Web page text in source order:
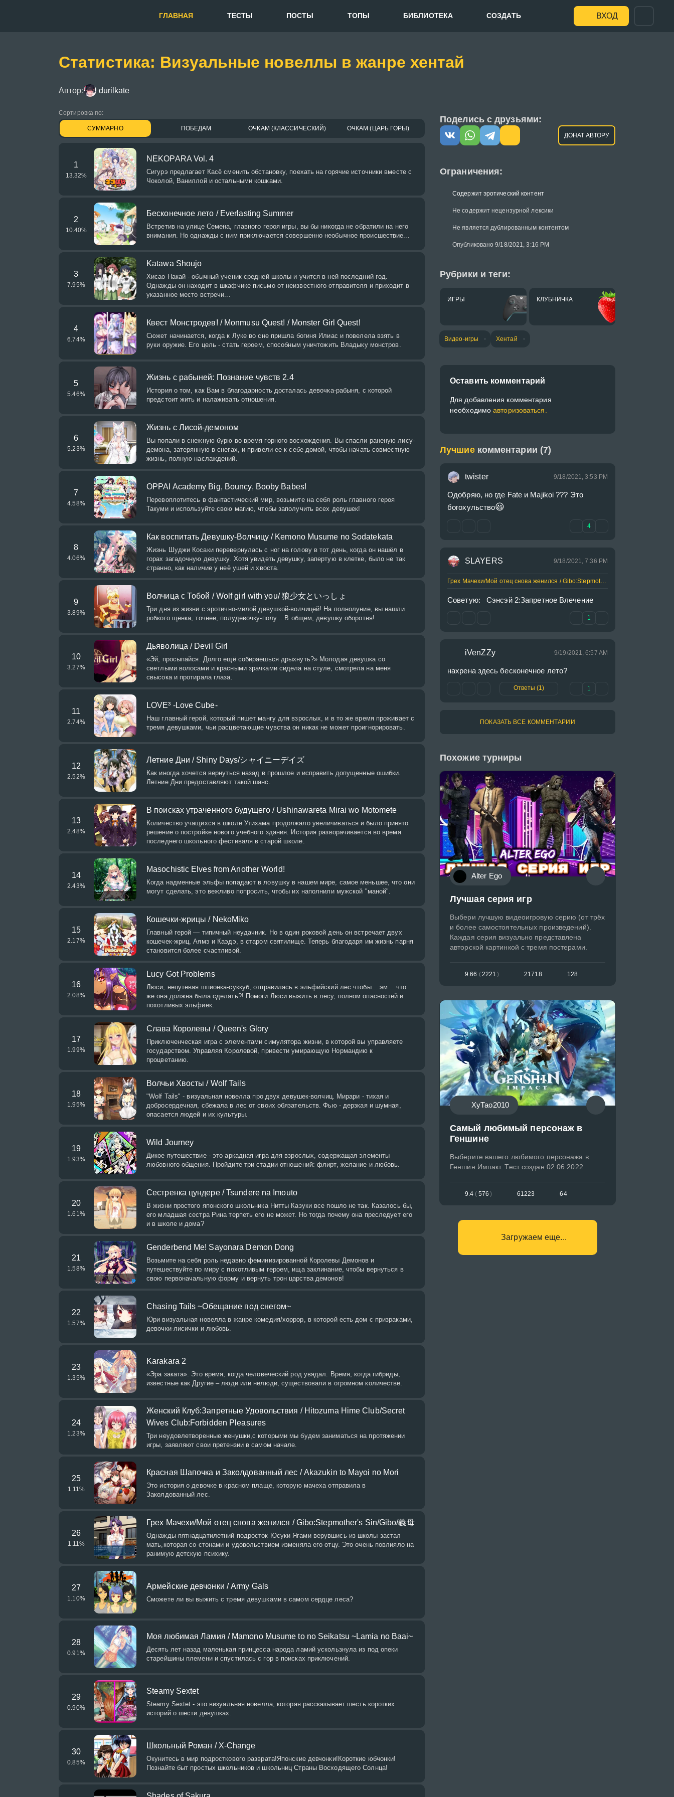
ГЛАВНАЯ ТЕСТЫ ПОСТЫ ТОПЫ БИБЛИОТЕКА СОЗДАТЬ ВХОД
Статистика: Визуальные новеллы в жанре хентай
Автор: durilkate
Сортировка по:
СУММАРНО ПОБЕДАМ ОЧКАМ (КЛАССИЧЕСКИЙ) ОЧКАМ (ЦАРЬ ГОРЫ)
1
13.32%
NEKOPARA Vol. 4
Сигурэ предлагает Касё сменить обстановку, поехать на горячие источники вместе с
Чоколой, Ваниллой и остальными кошками.
2
10.40%
Бесконечное лето / Everlasting Summer
Встретив на улице Семена, главного героя игры, вы бы никогда не обратили на него
внимания. Но однажды с ним приключается совершенно необычное происшествие...
3
7.95%
Katawa Shoujo
Хисао Накай - обычный ученик средней школы и учится в ней последний год.
Однажды он находит в шкафчике письмо от неизвестного отправителя и приходит в
указанное место встречи...
4
6.74%
Квест Монстродев! / Monmusu Quest! / Monster Girl Quest!
Сюжет начинается, когда к Луке во сне пришла богиня Илиас и повелела взять в
руки оружие. Его цель - стать героем, способным уничтожить Владыку монстров.
5
5.46%
Жизнь с рабыней: Познание чувств 2.4
История о том, как Вам в благодарность досталась девочка-рабыня, с которой
предстоит жить и налаживать отношения.
6
5.23%
Жизнь с Лисой-демоном
Вы попали в снежную бурю во время горного восхождения. Вы спасли раненую лису-
демона, затерянную в снегах, и привели ее к себе домой, чтобы начать совместную
жизнь, полную наслаждений.
7
4.58%
OPPAI Academy Big, Bouncy, Booby Babes!
Перевоплотитесь в фантастический мир, возьмите на себя роль главного героя
Такуми и используйте свою магию, чтобы заполучить всех девушек!
8
4.06%
Как воспитать Девушку-Волчицу / Kemono Musume no Sodatekata
Жизнь Шуджи Косаки перевернулась с ног на голову в тот день, когда он нашёл в
горах загадочную девушку. Хотя увидеть девушку, запертую в клетке, было не так
странно, как наличие у неё ушей и хвоста.
9
3.89%
Волчица с Тобой / Wolf girl with you/ 狼少女といっしょ
Три дня из жизни с эротично-милой девушкой-волчицей! На полнолуние, вы нашли
робкого щенка, точнее, полудевочку-полу... В общем, девушку оборотня!
10
3.27%
Дьяволица / Devil Girl
«Эй, просыпайся. Долго ещё собираешься дрыхнуть?» Молодая девушка со
светлыми волосами и красными зрачками сидела на стуле, смотрела на меня
свысока и протирала глаза.
11
2.74%
LOVE³ -Love Cube-
Наш главный герой, который пишет мангу для взрослых, и в то же время проживает с
тремя девушками, чьи расцветающие чувства он никак не может проигнорировать.
12
2.52%
Летние Дни / Shiny Days/シャイニーデイズ
Как иногда хочется вернуться назад в прошлое и исправить допущенные ошибки.
Летние Дни предоставляют такой шанс.
13
2.48%
В поисках утраченного будущего / Ushinawareta Mirai wo Motomete
Количество учащихся в школе Утихама продолжало увеличиваться и было принято
решение о постройке нового учебного здания. История разворачивается во время
последнего школьного фестиваля в старой школе.
14
2.43%
Masochistic Elves from Another World!
Когда надменные эльфы попадают в ловушку в нашем мире, самое меньшее, что они
могут сделать, это вежливо попросить, чтобы их наполнили мужской "маной".
15
2.17%
Кошечки-жрицы / NekoMiko
Главный герой — типичный неудачник. Но в один роковой день он встречает двух
кошечек-жриц, Аямэ и Каэдэ, в старом святилище. Теперь благодаря им жизнь парня
становится более счастливой.
16
2.08%
Lucy Got Problems
Люси, непутевая шпионка-суккуб, отправилась в эльфийский лес чтобы... эм... что
же она должна была сделать?! Помоги Люси выжить в лесу, полном опасностей и
похотливых эльфиек.
17
1.99%
Слава Королевы / Queen's Glory
Приключенческая игра с элементами симулятора жизни, в которой вы управляете
государством. Управляя Королевой, привести умирающую Нормандию к
процветанию.
18
1.95%
Волчьи Хвосты / Wolf Tails
"Wolf Tails" - визуальная новелла про двух девушек-волчиц. Мирари - тихая и
добросердечная, сбежала в лес от своих обязательств. Фью - дерзкая и шумная,
опасается людей и их культуры.
19
1.93%
Wild Journey
Дикое путешествие - это аркадная игра для взрослых, содержащая элементы
любовного общения. Пройдите три стадии отношений: флирт, желание и любовь.
20
1.61 %
Сестренка цундере / Tsundere na Imouto
В жизни простого японского школьника Нитты Казуки все пошло не так. Казалось бы,
его младшая сестра Рина терпеть его не может. Но тогда почему она преследует его
и в школе и дома?
21
1.58%
Genderbend Me! Sayonara Demon Dong
Возьмите на себя роль недавно феминизированной Королевы Демонов и
путешествуйте по миру с похотливым героем, ища заклинание, чтобы вернуться в
свою первоначальную форму и вернуть трон царства демонов!
22
1.57%
Chasing Tails ~Обещание под снегом~
Юри визуальная новелла в жанре комедия/хоррор, в которой есть дом с призраками,
девочки-лисички и любовь.
23
1.35%
Karakara 2
«Эра заката». Это время, когда человеческий род увядал. Время, когда гибриды,
известные как Другие – люди или нелюди, существовали в огромном количестве.
24
1.23%
Женский Клуб:Запретные Удовольствия / Hitozuma Hime Club/Secret
Wives Club:Forbidden Pleasures
Три неудовлетворенные женушки,с которыми мы будем заниматься на протяжении
игры, заявляют свои претензии в самом начале.
25
1.11%
Красная Шапочка и Заколдованный лес / Akazukin to Mayoi no Mori
Это история о девочке в красном плаще, которую мачеха отправила в
Заколдованный лес.
26
1.11%
Грех Мачехи/Мой отец снова женился / Gibo:Stepmother's Sin/Gibo/義母
Однажды пятнадцатилетний подросток Юсуки Ягами верувшись из школы застал
мать,которая со стонами и удовольствием изменяла его отцу. Это очень повлияло на
ранимую детскую психику.
27
1.10%
Армейские девчонки / Army Gals
Сможете ли вы выжить с тремя девушками в самом сердце леса?
28
0.91 %
Моя любимая Ламия / Mamono Musume to no Seikatsu ~Lamia no Baai~
Десять лет назад маленькая принцесса народа ламий ускользнула из под опеки
старейшины племени и спустилась с гор в поисках приключений.
29
0.90%
Steamy Sextet
Steamy Sextet - это визуальная новелла, которая рассказывает шесть коротких
историй о шести девушках.
30
0.85%
Школьный Роман / X-Change
Окунитесь в мир подросткового разврата!Японские девчонки!Короткие юбчонки!
Познайте быт простых школьников и школьниц Страны Восходящего Солнца!
Поделись с друзьями:
ДОНАТ АВТОРУ
Ограничения:
Содержит эротический контент
Не содержит нецензурной лексики
Не является дублированным контентом
Опубликовано 9/18/2021, 3:16 PM
Рубрики и теги:
ИГРЫ КЛУБНИЧКА
Видео-игры Хентай
Оставить комментарий
Для добавления комментария
необходимоавторизоваться.
Лучшие комментарии (7)
twister 9/18/2021, 3:53 PM
Одобряю, но где Fate и Majikoi ??? Это
богохульство😃
4
SLAYERS 9/18/2021, 7:36 PM
Грех Мачехи/Мой отец снова женился / Gibo:Stepmother's Sin/Gibo/義母
Советую:   Сэнсэй 2:Запретное Влечение
1
iVenZZy 9/19/2021, 6:57 AM
нахрена здесь бесконечное лето?
Ответы (1) 1
ПОКАЗАТЬ ВСЕ КОММЕНТАРИИ
Похожие турниры
Alter Ego
Лучшая серия игр
Выбери лучшую видеоигровую серию (от трёх
и более самостоятельных произведений).
Каждая серия визуально представлена
авторской картинкой с тремя постерами.
9.66 (2221 ) 21718 128
ХуТао2010
Самый любимый персонаж в
Геншине
Выберите вашего любимого персонажа в
Геншин Импакт. Тест создан 02.06.2022
9.4 ( 576 ) 61223 64
Загружаем еще...